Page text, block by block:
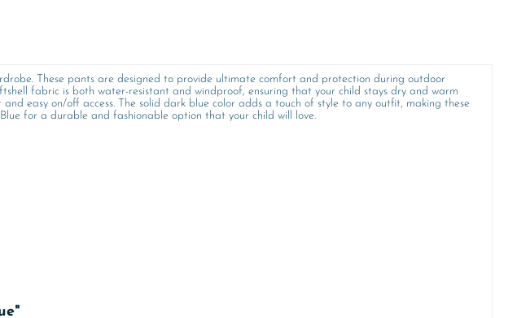
These pants are designed to provide ultimate comfort and protection during outdoor
fabric is both water-resistant and windproof, ensuring that your child stays dry and warm
easy on/off access. The solid dark blue color adds a touch of style to any outfit, making these
for a durable and fashionable option that your child will love.